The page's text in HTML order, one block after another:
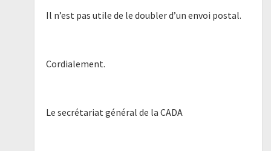
Il n’est pas utile de le doubler d’un envoi postal.
Cordialement.
Le secrétariat général de la CADA